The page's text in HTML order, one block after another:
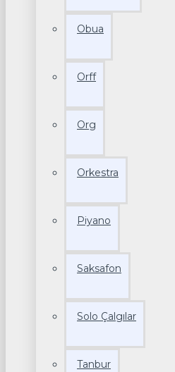
Obua
Orff
Org
Orkestra
Piyano
Saksafon
Solo Çalgılar
Tanbur